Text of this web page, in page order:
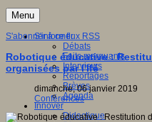
Menu
S'informer
Débats
Faits marquants
Interviews
Reportages
Brèves
Agenda
Innover
Didactique
S'abonner à ce flux RSS
Robotique éducative :
organisées par l'Ifé
dimanche, 06 janvier 2019
Conférences